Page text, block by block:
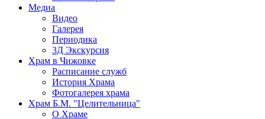
Медиа
Видео
Галерея
Периодика
3Д Экскурсия
Храм в Чижовке
Расписание служб
История Храма
Фотогалерея храма
Храм Б.М. "Целительница"
О Храме